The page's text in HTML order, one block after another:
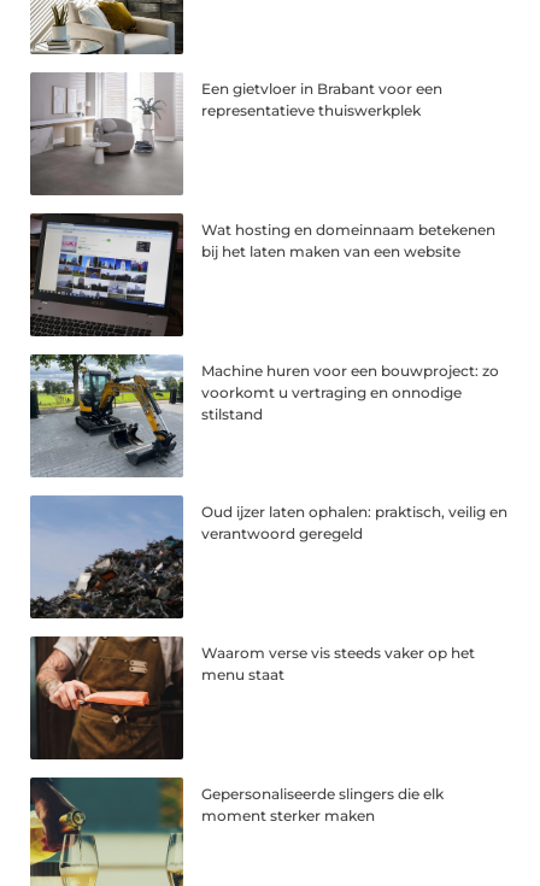
Een gietvloer in Brabant voor een
representatieve thuiswerkplek
Wat hosting en domeinnaam betekenen
bij het laten maken van een website
Machine huren voor een bouwproject: zo
voorkomt u vertraging en onnodige
stilstand
Oud ijzer laten ophalen: praktisch, veilig en
verantwoord geregeld
Waarom verse vis steeds vaker op het
menu staat
Gepersonaliseerde slingers die elk
moment sterker maken